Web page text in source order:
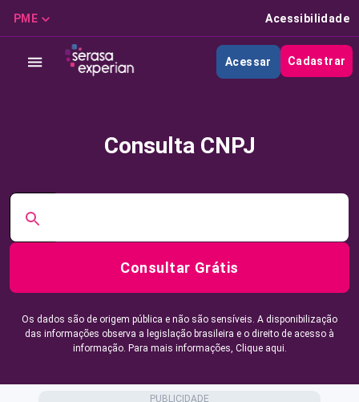
PME Acessibilidade
Acessar Cadastrar
Consulta CNPJ
Consultar Grátis
Os dados são de origem pública e não são sensíveis. A disponibilização
das informações observa a legislação brasileira e o direito de acesso à
informação. Para mais informações, Clique aqui.